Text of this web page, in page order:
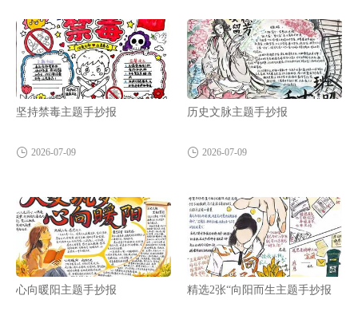
坚持禁毒主题手抄报
2026-07-09
历史文脉主题手抄报
2026-07-09
心向暖阳主题手抄报 精选2张“向阳而生主题手抄报